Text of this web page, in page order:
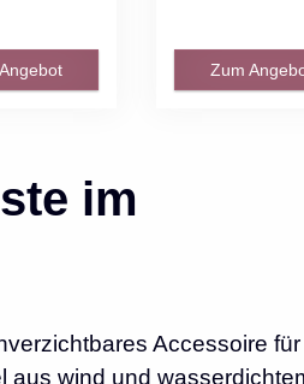
Zum
im
Accessoire für
aus wind und